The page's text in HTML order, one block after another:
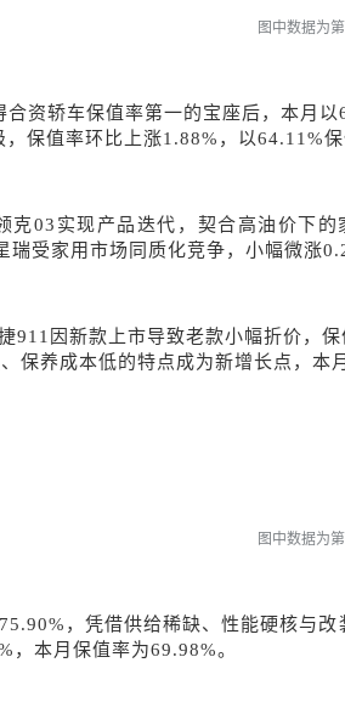
图中数据为
资轿车保值率第一的宝座后，本月
保值率环比上涨1.88%，以64.11%
克03 实现产品迭代，契合高油价下
受家用市场同质化竞争，小幅微涨
911因新款上市导致老款小幅折价，
保养成本低的特点成为新增长点，本
图中数据为
75.90%，凭借供给稀缺、性能硬核与
，本月保值率为69.98%。